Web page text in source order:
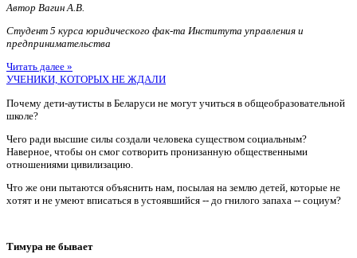
Автор Вагин А.В.
Студент 5 курса юридического фак-та Института управления и
предпринимательства
Читать далее »
УЧЕНИКИ, КОТОРЫХ НЕ ЖДАЛИ
Почему дети-аутисты в Беларуси не могут учиться в общеобразовательной
школе?
Чего ради высшие силы создали человека существом социальным?
Наверное, чтобы он смог сотворить пронизанную общественными
отношениями цивилизацию.
Что же они пытаются объяснить нам, посылая на землю детей, которые не
хотят и не умеют вписаться в устоявшийся -- до гнилого запаха -- социум?
Тимура не бывает